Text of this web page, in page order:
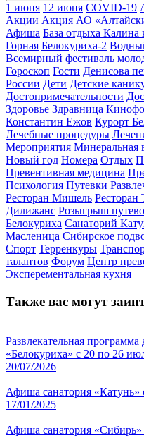
1 июня 12 июня COVID-19
Акции Акция АО
Афиша База отдыха Калина
Горная Белокуриха-2
Всемирный фестиваль
Гороскоп Гости Денисова
России Дети Детские
Достопримечательности
Здоровье Здравница
Константин Ежов Курорт
Лечебные процедуры
Мероприятия Минеральная
Новый год Номера Отдых
Превентивная медицина
Психология Путевки
Ресторан Мишель Ресторан
Дилижанс Розыгрыш
Белокуриха Санаторий
Масленица Сибирское
Спорт Терренкуры
талантов Форум Центр
Эксперементальная кухня
Также вас могут
Развлекательная программа
«Белокуриха» с 20 по 26
20/07/2026
Афиша санатория «Катунь»
17/01/2025
Афиша санатория «Сибирь»